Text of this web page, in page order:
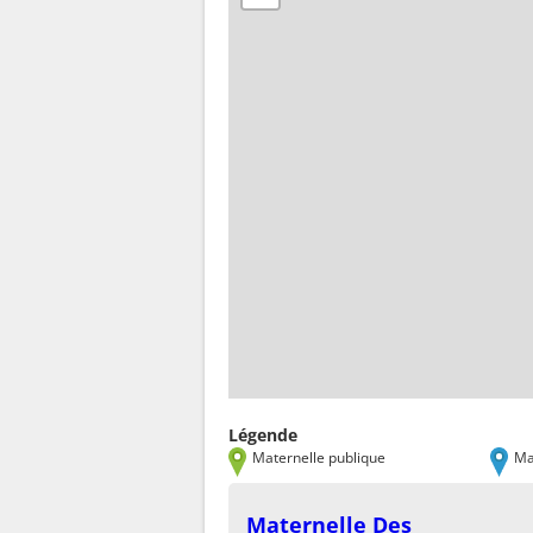
Légende
Maternelle publique
Maternelle Des